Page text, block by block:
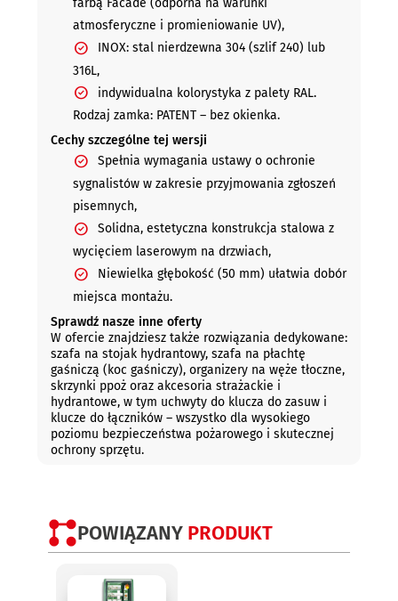
atmosferyczne i promieniowanie UV),
INOX: stal nierdzewna 304 (szlif 240) lub
316L,
indywidualna kolorystyka z palety RAL.
Rodzaj zamka: PATENT – bez okienka.
Cechy szczególne tej wersji
Spełnia wymagania ustawy o ochronie
sygnalistów w zakresie przyjmowania zgłoszeń
pisemnych,
Solidna, estetyczna konstrukcja stalowa z
wycięciem laserowym na drzwiach,
Niewielka głębokość (50 mm) ułatwia dobór
miejsca montażu.
Sprawdź nasze inne oferty
W ofercie znajdziesz także rozwiązania dedykowane:
szafa na stojak hydrantowy, szafa na płachtę
gaśniczą (koc gaśniczy), organizery na węże tłoczne,
skrzynki ppoż oraz akcesoria strażackie i
hydrantowe, w tym uchwyty do klucza do zasuw i
klucze do łączników – wszystko dla wysokiego
poziomu bezpieczeństwa pożarowego i skutecznej
ochrony sprzętu.
POWIĄZANY PRODUKT